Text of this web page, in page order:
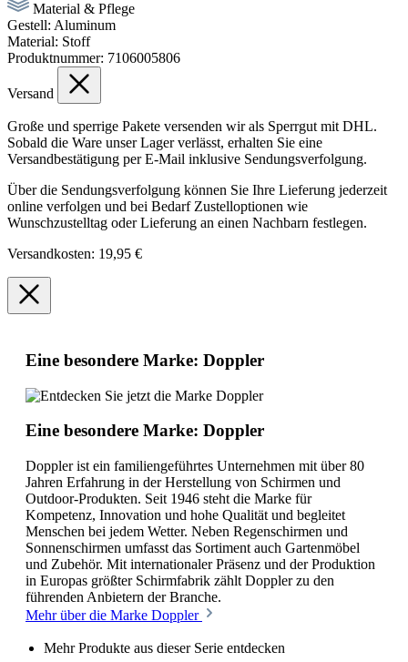
Material & Pflege
Gestell: Aluminum
Material: Stoff
Produktnummer: 7106005806
Versand
Große und sperrige Pakete versenden wir als Sperrgut mit DHL.
Sobald die Ware unser Lager verlässt, erhalten Sie eine
Versandbestätigung per E-Mail inklusive Sendungsverfolgung.
Über die Sendungsverfolgung können Sie Ihre Lieferung jederzeit
online verfolgen und bei Bedarf Zustelloptionen wie
Wunschzustelltag oder Lieferung an einen Nachbarn festlegen.
Versandkosten: 19,95 €
Eine besondere Marke: Doppler
Eine besondere Marke: Doppler
Doppler ist ein familiengeführtes Unternehmen mit über 80
Jahren Erfahrung in der Herstellung von Schirmen und
Outdoor-Produkten. Seit 1946 steht die Marke für
Kompetenz, Innovation und hohe Qualität und begleitet
Menschen bei jedem Wetter. Neben Regenschirmen und
Sonnenschirmen umfasst das Sortiment auch Gartenmöbel
und Zubehör. Mit internationaler Präsenz und der Produktion
in Europas größter Schirmfabrik zählt Doppler zu den
führenden Anbietern der Branche.
Mehr über die Marke Doppler
Mehr Produkte aus dieser Serie entdecken